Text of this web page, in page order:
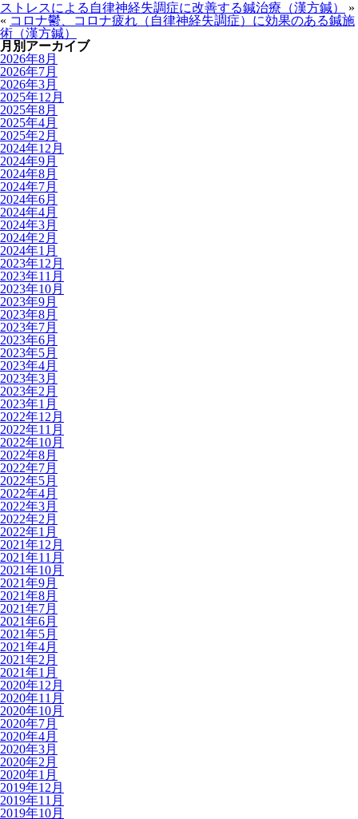
ストレスによる自律神経失調症に改善する鍼治療（漢方鍼）
»
« コロナ鬱、コロナ疲れ（自律神経失調症）に効果のある鍼施
術（漢方鍼）
月別アーカイブ
2026年8月
2026年7月
2026年3月
2025年12月
2025年8月
2025年4月
2025年2月
2024年12月
2024年9月
2024年8月
2024年7月
2024年6月
2024年4月
2024年3月
2024年2月
2024年1月
2023年12月
2023年11月
2023年10月
2023年9月
2023年8月
2023年7月
2023年6月
2023年5月
2023年4月
2023年3月
2023年2月
2023年1月
2022年12月
2022年11月
2022年10月
2022年8月
2022年7月
2022年5月
2022年4月
2022年3月
2022年2月
2022年1月
2021年12月
2021年11月
2021年10月
2021年9月
2021年8月
2021年7月
2021年6月
2021年5月
2021年4月
2021年2月
2021年1月
2020年12月
2020年11月
2020年10月
2020年7月
2020年4月
2020年3月
2020年2月
2020年1月
2019年12月
2019年11月
2019年10月